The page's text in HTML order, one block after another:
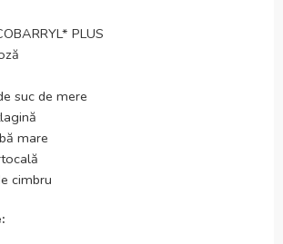
PLUS
suc de mere
mare
cimbru